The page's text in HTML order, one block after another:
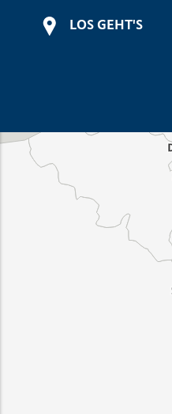
LOS GEHT'S